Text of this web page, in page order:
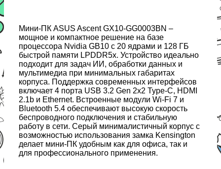
Мини-ПК ASUS Ascent GX10-GG0003BN –
мощное и компактное решение на базе
процессора Nvidia GB10 с 20 ядрами и 128 ГБ
быстрой памяти LPDDR5x. Устройство идеально
подходит для задач ИИ, обработки данных и
мультимедиа при минимальных габаритах
корпуса. Поддержка современных интерфейсов
включает 4 порта USB 3.2 Gen 2x2 Type-C, HDMI
2.1b и Ethernet. Встроенные модули Wi-Fi 7 и
Bluetooth 5.4 обеспечивают высокую скорость
беспроводного подключения и стабильную
работу в сети. Серый минималистичный корпус с
возможностью использования замка Kensington
делает мини-ПК удобным как для офиса, так и
для профессионального применения.